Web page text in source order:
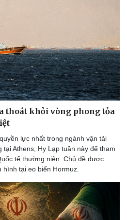
thoát khỏi vòng phong tỏa
lực nhất trong ngành vận tải
Athens, Hy Lạp tuần này để tham
tế thường niên. Chủ đề được
hình tại eo biển Hormuz.